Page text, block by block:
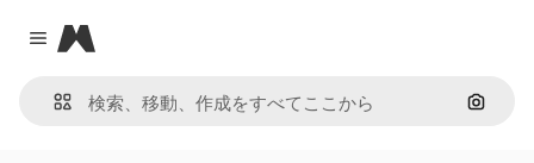
Close menu
Magnific
画像で